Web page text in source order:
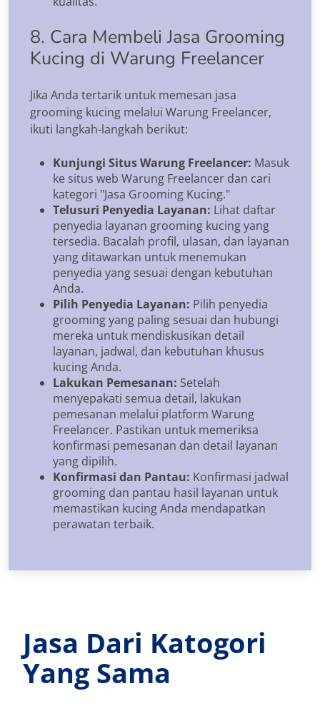
8. Cara Membeli Jasa Grooming
Kucing di Warung Freelancer
Jika Anda tertarik untuk memesan jasa
grooming kucing melalui Warung Freelancer,
ikuti langkah-langkah berikut:
Kunjungi Situs Warung Freelancer: Masuk
ke situs web Warung Freelancer dan cari
kategori "Jasa Grooming Kucing."
Telusuri Penyedia Layanan: Lihat daftar
penyedia layanan grooming kucing yang
tersedia. Bacalah profil, ulasan, dan layanan
yang ditawarkan untuk menemukan
penyedia yang sesuai dengan kebutuhan
Anda.
Pilih Penyedia Layanan: Pilih penyedia
grooming yang paling sesuai dan hubungi
mereka untuk mendiskusikan detail
layanan, jadwal, dan kebutuhan khusus
kucing Anda.
Lakukan Pemesanan: Setelah
menyepakati semua detail, lakukan
pemesanan melalui platform Warung
Freelancer. Pastikan untuk memeriksa
konfirmasi pemesanan dan detail layanan
yang dipilih.
Konfirmasi dan Pantau: Konfirmasi jadwal
grooming dan pantau hasil layanan untuk
memastikan kucing Anda mendapatkan
perawatan terbaik.
Jasa Dari Katogori
Yang Sama